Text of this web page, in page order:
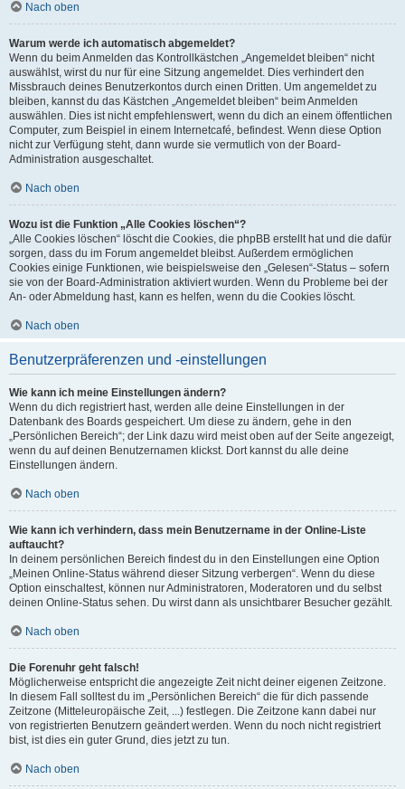
Nach oben
Warum werde ich automatisch abgemeldet?
Wenn du beim Anmelden das Kontrollkästchen „Angemeldet bleiben“ nicht
auswählst, wirst du nur für eine Sitzung angemeldet. Dies verhindert den
Missbrauch deines Benutzerkontos durch einen Dritten. Um angemeldet zu
bleiben, kannst du das Kästchen „Angemeldet bleiben“ beim Anmelden
auswählen. Dies ist nicht empfehlenswert, wenn du dich an einem öffentlichen
Computer, zum Beispiel in einem Internetcafé, befindest. Wenn diese Option
nicht zur Verfügung steht, dann wurde sie vermutlich von der Board-
Administration ausgeschaltet.
Nach oben
Wozu ist die Funktion „Alle Cookies löschen“?
„Alle Cookies löschen“ löscht die Cookies, die phpBB erstellt hat und die dafür
sorgen, dass du im Forum angemeldet bleibst. Außerdem ermöglichen
Cookies einige Funktionen, wie beispielsweise den „Gelesen“-Status – sofern
sie von der Board-Administration aktiviert wurden. Wenn du Probleme bei der
An- oder Abmeldung hast, kann es helfen, wenn du die Cookies löscht.
Nach oben
Benutzerpräferenzen und -einstellungen
Wie kann ich meine Einstellungen ändern?
Wenn du dich registriert hast, werden alle deine Einstellungen in der
Datenbank des Boards gespeichert. Um diese zu ändern, gehe in den
„Persönlichen Bereich“; der Link dazu wird meist oben auf der Seite angezeigt,
wenn du auf deinen Benutzernamen klickst. Dort kannst du alle deine
Einstellungen ändern.
Nach oben
Wie kann ich verhindern, dass mein Benutzername in der Online-Liste
auftaucht?
In deinem persönlichen Bereich findest du in den Einstellungen eine Option
„Meinen Online-Status während dieser Sitzung verbergen“. Wenn du diese
Option einschaltest, können nur Administratoren, Moderatoren und du selbst
deinen Online-Status sehen. Du wirst dann als unsichtbarer Besucher gezählt.
Nach oben
Die Forenuhr geht falsch!
Möglicherweise entspricht die angezeigte Zeit nicht deiner eigenen Zeitzone.
In diesem Fall solltest du im „Persönlichen Bereich“ die für dich passende
Zeitzone (Mitteleuropäische Zeit, ...) festlegen. Die Zeitzone kann dabei nur
von registrierten Benutzern geändert werden. Wenn du noch nicht registriert
bist, ist dies ein guter Grund, dies jetzt zu tun.
Nach oben